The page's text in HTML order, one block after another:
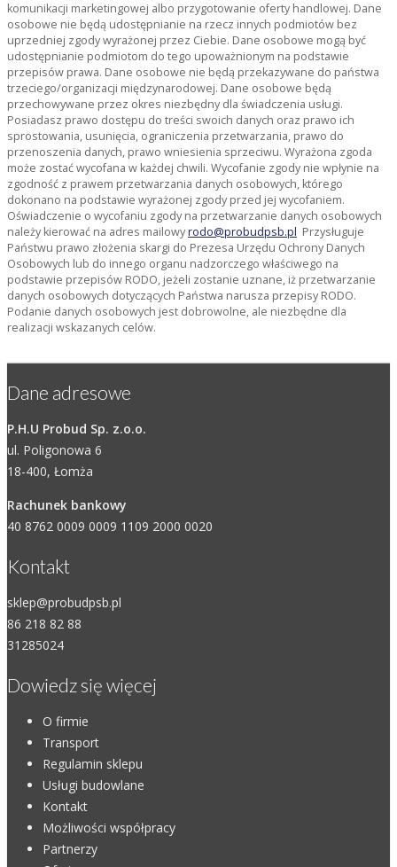
komunikacji marketingowej albo przygotowanie oferty handlowej. Dane
osobowe nie będą udostępnianie na rzecz innych podmiotów bez
uprzedniej zgody wyrażonej przez Ciebie. Dane osobowe mogą być
udostępnianie podmiotom do tego upoważnionym na podstawie
przepisów prawa. Dane osobowe nie będą przekazywane do państwa
trzeciego/organizacji międzynarodowej. Dane osobowe będą
przechowywane przez okres niezbędny dla świadczenia usługi.
Posiadasz prawo dostępu do treści swoich danych oraz prawo ich
sprostowania, usunięcia, ograniczenia przetwarzania, prawo do
przenoszenia danych, prawo wniesienia sprzeciwu. Wyrażona zgoda
może zostać wycofana w każdej chwili. Wycofanie zgody nie wpłynie na
zgodność z prawem przetwarzania danych osobowych, którego
dokonano na podstawie wyrażonej zgody przed jej wycofaniem.
Oświadczenie o wycofaniu zgody na przetwarzanie danych osobowych
należy kierować na adres mailowyrodo@probudpsb.pl Przysługuje
Państwu prawo złożenia skargi do Prezesa Urzędu Ochrony Danych
Osobowych lub do innego organu nadzorczego właściwego na
podstawie przepisów RODO, jeżeli zostanie uznane, iż przetwarzanie
danych osobowych dotyczących Państwa narusza przepisy RODO.
Podanie danych osobowych jest dobrowolne, ale niezbędne dla
realizacji wskazanych celów.
Dane adresowe
P.H.U Probud Sp. z.o.o.
ul. Poligonowa 6
18-400, Łomża
Rachunek bankowy
40 8762 0009 0009 1109 2000 0020
Kontakt
sklep@probudpsb.pl
86 218 82 88
31285024
Dowiedz się więcej
O firmie
Transport
Regulamin sklepu
Usługi budowlane
Kontakt
Możliwości współpracy
Partnerzy